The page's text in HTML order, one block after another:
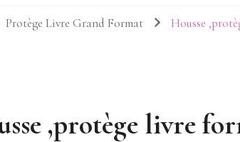
Protège Livre Grand Format
Housse
,protège livre